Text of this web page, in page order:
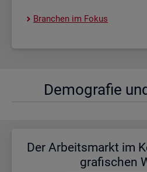
Bran­chen im Fokus
De­mo­gra­fie
Der Ar­beits­markt im
gra­fi­schen